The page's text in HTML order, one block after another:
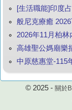
[生活職能]印度
般尼克療癒
2026年11月柏
高雄聖公媽廟樂
中原慈惠堂-115
© 2025 - 關於